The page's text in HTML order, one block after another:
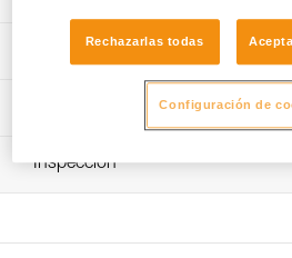
Se adapta a todos los diámetros
- Compatible con las cuerdas
- Compatible con las cuerdas
Características técnicas
Compatibilidad de la cuerda:
6,9 a 9,2 mm
Información técnica
Descargar el pdf technical-notice-
Inspección
Rechazarlas todas
Configuración de